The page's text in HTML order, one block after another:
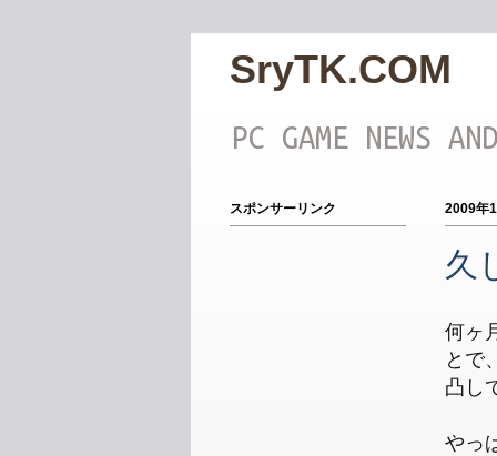
SryTK.COM
PC GAME NEWS
2009年
久
何ヶ
とで
凸し
やっ
スポンサーリンク